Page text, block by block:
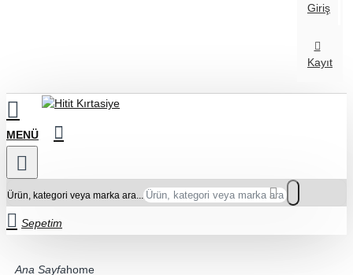
Giriş
Kayıt
Ürün, kategori veya marka ara...
Sepetim
home